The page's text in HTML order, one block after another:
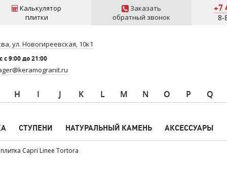
Калькулятор
плитки
Заказать
обратный звонок
+7
8-
ул. Новогиреевская, 10к1
c 9:00 до 21:00
H I J K L M N O P Q
СТУПЕНИ НАТУРАЛЬНЫЙ КАМЕНЬ АКСЕССУАРЫ
Capri Linee Tortora